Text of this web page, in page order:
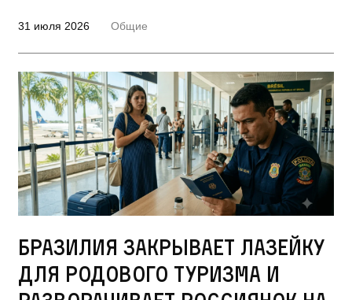
31 июля 2026 Общие
Бразилия закрывает лазейку
для родового туризма и